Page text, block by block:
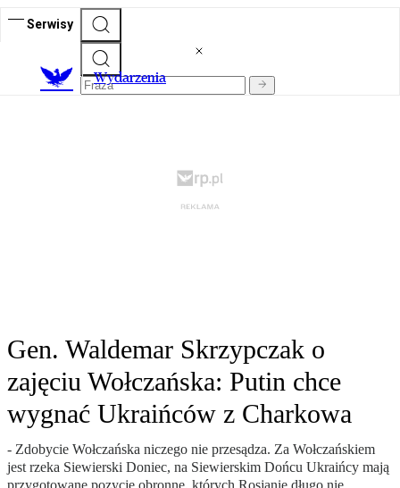
Serwisy
Wydarzenia
Gen. Waldemar Skrzypczak o
zajęciu Wołczańska: Putin chce
wygnać Ukraińców z Charkowa
- Zdobycie Wołczańska niczego nie przesądza. Za Wołczańskiem
jest rzeka Siewierski Doniec, na Siewierskim Dońcu Ukraińcy mają
przygotowane pozycje obronne, których Rosjanie długo nie